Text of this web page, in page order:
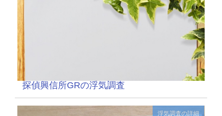
探偵興信所GRの浮気調査
浮気調査の詳細